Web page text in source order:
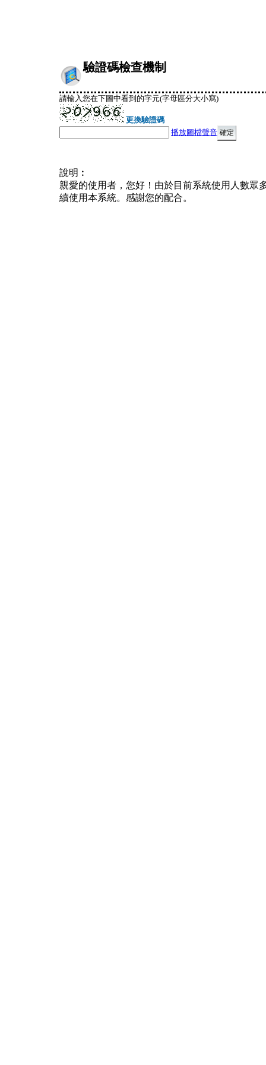
驗證碼檢查機制
請輸入您在下圖中看到的字元(字母區分大小寫)
更換驗證碼
播放圖檔聲音
說明︰
親愛的使用者，您好！由於目前系統使用人數眾
續使用本系統。感謝您的配合。